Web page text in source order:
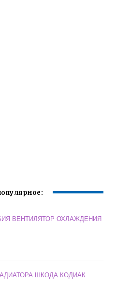
ВЕНТИЛЯТОР ОХЛАЖДЕНИЯ
ШКОДА КОДИАК